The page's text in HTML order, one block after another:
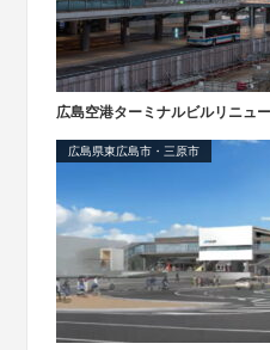
広島空港ターミナルビルリニュ
広島県東広島市・三原市